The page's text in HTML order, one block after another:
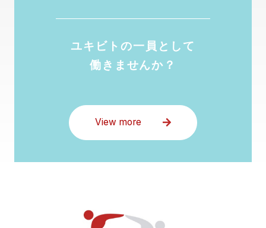
ユキビトの一員として
働きませんか？
View more